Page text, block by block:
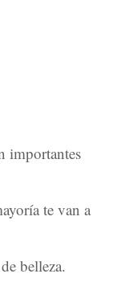
importantes
te van a
belleza.